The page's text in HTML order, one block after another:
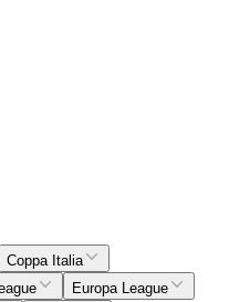
Coppa Italia
Europa League